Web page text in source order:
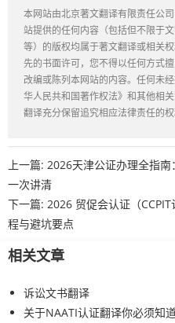
本网站由北京著文翻译有限责任公
站提供的任何内容（包括但不限于
等）的版权均属于著文翻译或相关
先的书面许可，您不得以任何方式
改编或陈列本网站的内容。任何未
华人民共和国著作权法》和其他相
翻译充分保留追究相应法律责任的权
上一篇: 2026天津公证办理全指
一次讲清
下一篇: 2026 贸促会认证（
程与避坑要点
相关文章
诉讼文书翻译
关于NAATI认证翻译你必须知